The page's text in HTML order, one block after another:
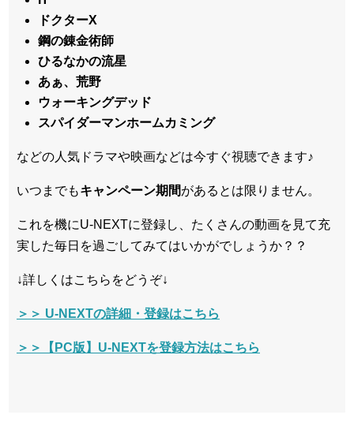
ドクターX
鋼の錬金術師
ひるなかの流星
あぁ、荒野
ウォーキングデッド
スパイダーマンホームカミング
などの人気ドラマや映画などは今すぐ視聴できます♪
いつまでもキャンペーン期間があるとは限りません。
これを機にU-NEXTに登録し、たくさんの動画を見て充
実した毎日を過ごしてみてはいかがでしょうか？？
↓詳しくはこちらをどうぞ↓
＞＞ U-NEXTの詳細・登録はこちら
＞＞【PC版】U-NEXTを登録方法はこちら